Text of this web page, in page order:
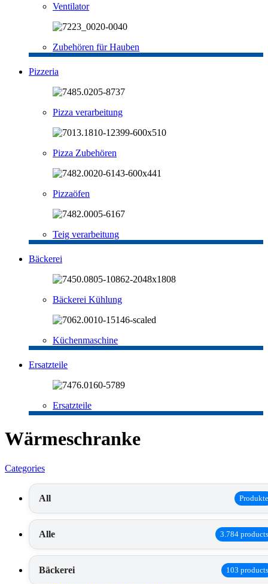
Ventilator
Zubehören für Hauben
Pizzeria
Pizza verarbeitung
Pizza Zubehören
Pizzaöfen
Teig verarbeitung
Bäckerei
Bäckerei Kühlung
Küchenmaschine
Ersatzteile
Ersatzteile
Wärmeschranke
Categories
All Produkte
Alle 3.784 products
Bäckerei 103 products